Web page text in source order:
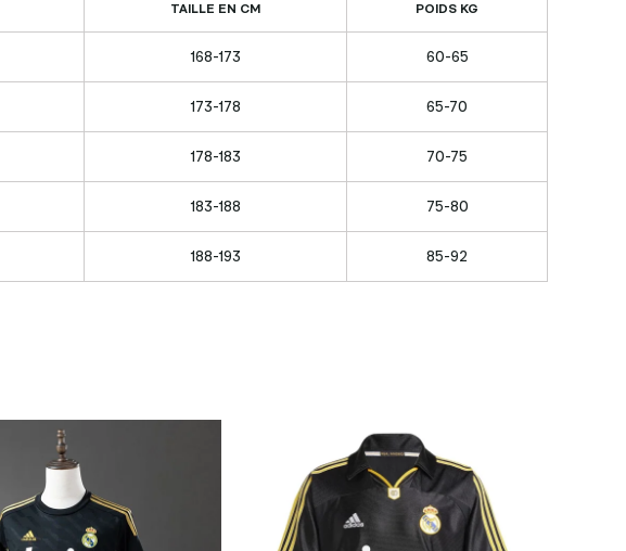
TAILLE EN CM POIDS KG
168-173 60-65
173-178 65-70
178-183 70-75
183-188 75-80
188-193 85-92